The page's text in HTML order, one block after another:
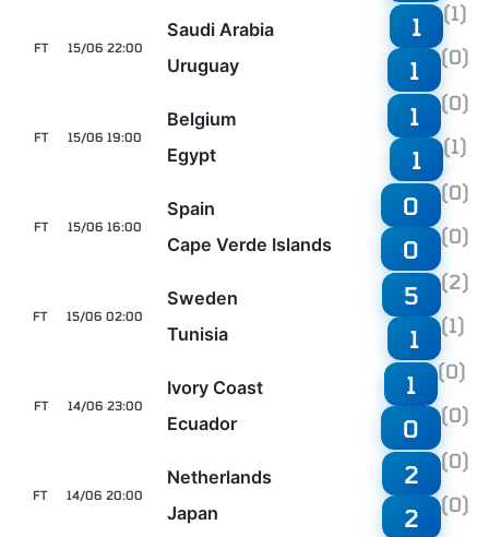
15/06 22:00
FT
Saudi Arabia
Uruguay
1 (1)
1 (0)
15/06 19:00
FT
Belgium
Egypt
1 (0)
1 (1)
15/06 16:00
FT
Spain
Cape Verde Islands
0 (0)
0 (0)
15/06 02:00
FT
Sweden
Tunisia
5 (2)
1 (1)
14/06 23:00
FT
Ivory Coast
Ecuador
1 (0)
0 (0)
14/06 20:00
FT
Netherlands
Japan
2 (0)
2 (0)